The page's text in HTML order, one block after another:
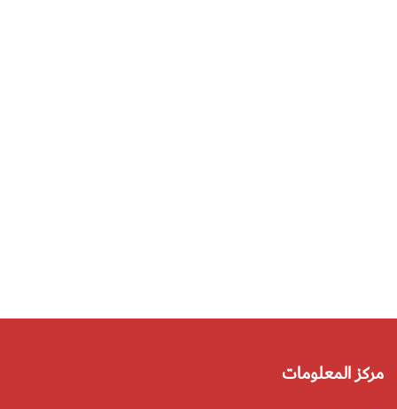
مركز المعلومات